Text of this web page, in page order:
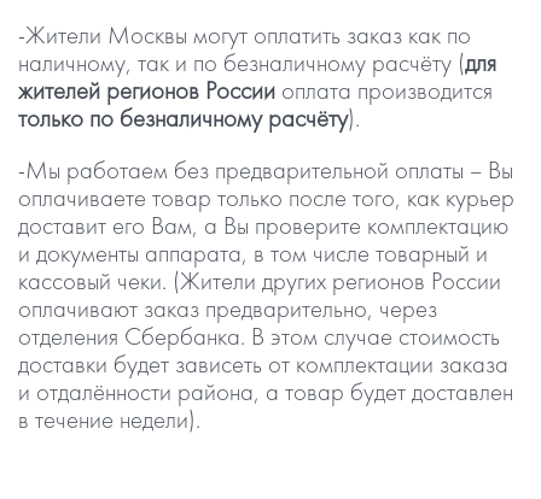
-Жители Москвы могут оплатить заказ как по
наличному, так и по безналичному расчёту (для
жителей регионов России оплата производится
только по безналичному расчёту).
-Мы работаем без предварительной оплаты – Вы
оплачиваете товар только после того, как курьер
доставит его Вам, а Вы проверите комплектацию
и документы аппарата, в том числе товарный и
кассовый чеки. (Жители других регионов России
оплачивают заказ предварительно, через
отделения Сбербанка. В этом случае стоимость
доставки будет зависеть от комплектации заказа
и отдалённости района, а товар будет доставлен
в течение недели).